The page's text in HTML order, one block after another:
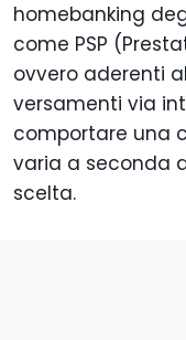
homebanking
come PSP
ovvero aderenti
versamenti via
comportare una
varia a seconda
scelta.